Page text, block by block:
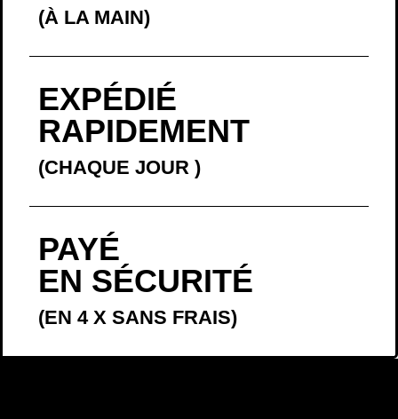
(À LA MAIN)
EXPÉDIÉ
RAPIDEMENT
(CHAQUE JOUR )
PAYÉ
EN SÉCURITÉ
(EN 4 X SANS FRAIS)